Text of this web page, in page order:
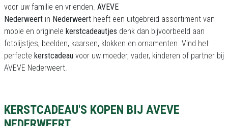
voor uw familie en vrienden. AVEVE
Nederweert in Nederweert heeft een uitgebreid assortiment van
mooie en originele kerstcadeautjes denk dan bijvoorbeeld aan
fotolijstjes, beelden, kaarsen, klokken en ornamenten. Vind het
perfecte kerstcadeau voor uw moeder, vader, kinderen of partner bij
AVEVE Nederweert.
KERSTCADEAU'S KOPEN BIJ AVEVE